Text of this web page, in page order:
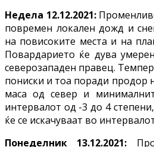
Недела 12.12.2021:
повремен локален дожд и
на повисоките места и на
Повардарието ќе дува
северозападен правец.
пониски и тоа поради продор
маса од север и
интервалот од -3 до 4
ќе се искачуваат во
Понеделник 13.12.2021: